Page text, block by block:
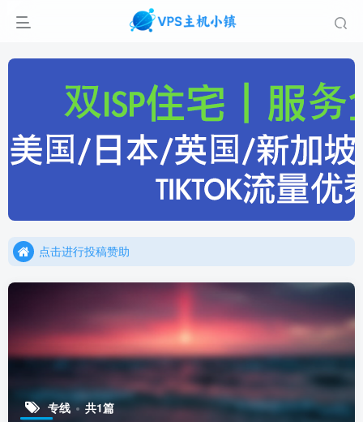
点击加入官方TG频道/聊天群
点击进行投稿赞助
点击加入官方TG频道/聊天群
专线 共1篇